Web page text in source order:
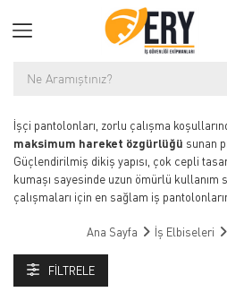
İşçi pantolonları, zorlu çalışma
maksimum hareket özgürlüğü sunan
Güçlendirilmiş dikiş yapısı, çok cepli
kumaşı sayesinde uzun ömürlü kullanım
çalışmaları için en sağlam iş
İşçi Pantolonları: Dayanıklılık ve
İşçi pantolonları, zorlu çalışma
pantolonlar, dayanıklı kumaş yapısı ve
Ana Sayfa İş Elbiseleri
FILTRELE